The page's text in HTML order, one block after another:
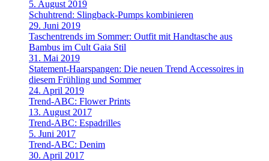
5. August 2019
Schuhtrend: Slingback-Pumps kombinieren
29. Juni 2019
Taschentrends im Sommer: Outfit mit Handtasche aus
Bambus im Cult Gaia Stil
31. Mai 2019
Statement-Haarspangen: Die neuen Trend Accessoires in
diesem Frühling und Sommer
24. April 2019
Trend-ABC: Flower Prints
13. August 2017
Trend-ABC: Espadrilles
5. Juni 2017
Trend-ABC: Denim
30. April 2017